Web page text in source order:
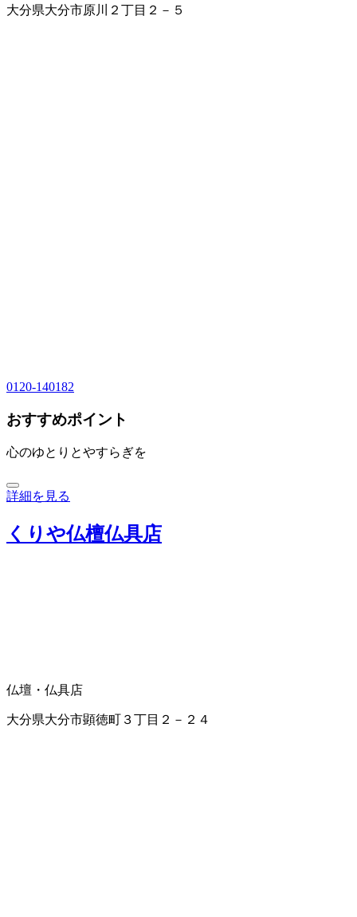
大分県大分市原川２丁目２－５
0120-140182
おすすめポイント
心のゆとりとやすらぎを
詳細を見る
くりや仏檀仏具店
仏壇・仏具店
大分県大分市顕徳町３丁目２－２４